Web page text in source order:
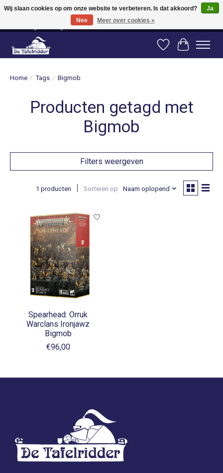
Vanaf 80 euro gratis verzending binnen Nederland! Vanaf 100 euro gratis
verzending naar België en Duitsland!
Verlanglijst
Home / Tags / Bigmob
Producten getagd met
Bigmob
Filters weergeven
1 producten Sorteren op Naam oplopend
Spearhead: Orruk
Warclans Ironjawz
Bigmob
€96,00
Wij slaan cookies op om onze website te verbeteren. Is dat akkoord?
Ja
Nee
Meer over cookies »